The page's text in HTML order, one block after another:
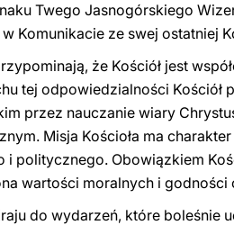
Twego Jasnogórskiego
Komunikacie ze swej ostatniej
że Kościół jest
tej odpowiedzialności
przez nauczanie wiary
Misja Kościoła ma
politycznego. Obowiązkiem
wartości moralnych i godności
do wydarzeń, które boleśnie